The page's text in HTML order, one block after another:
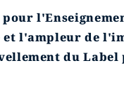
l'ampleur de
du